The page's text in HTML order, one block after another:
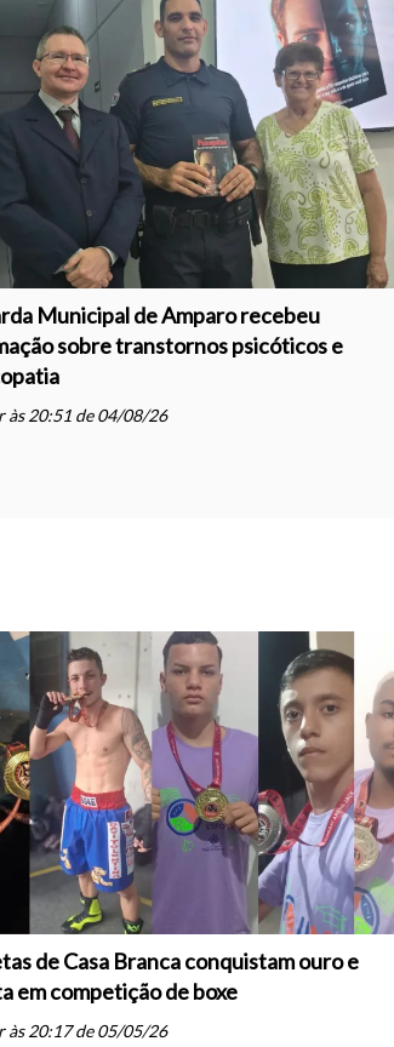
Municipal de Amparo recebeu
sobre transtornos psicóticos e
às 20:51 de 04/08/26
de Casa Branca conquistam ouro e
em competição de boxe
às 20:17 de 05/05/26